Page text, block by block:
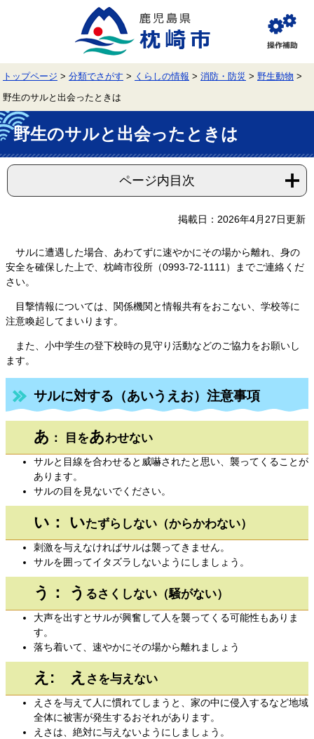
で
す。
ば
し
本
文
へ
覧
補
助
トップページ > 分類でさがす > くらしの情報 > 消防・防災 > 野生動物 >
野生のサルと出会ったときは
本
文 野生のサルと出会ったときは
ページ内目次
掲載日：2026年4月27日更新
サルに遭遇した場合、あわてずに速やかにその場から離れ、身の
安全を確保した上で、枕崎市役所（0993-72-1111）までご連絡くだ
さい。
目撃情報については、関係機関と情報共有をおこない、学校等に
注意喚起してまいります。
また、小中学生の登下校時の見守り活動などのご協力をお願いし
ます。
サルに対する（あいうえお）注意事項
あ ： 目をあわせない
サルと目線を合わせると威嚇されたと思い、襲ってくることが
あります。
サルの目を見ないでください。
い： いたずらしない（からかわない）
刺激を与えなければサルは襲ってきません。
サルを囲ってイタズラしないようにしましょう。
う： う るさくしない（騒がない）
大声を出すとサルが興奮して人を襲ってくる可能性もありま
す。
落ち着いて、速やかにその場から離れましょう
え: え さを与えない
えさを与えて人に慣れてしまうと、家の中に侵入するなど地域
全体に被害が発生するおそれがあります。
えさは、絶対に与えないようにしましょう。